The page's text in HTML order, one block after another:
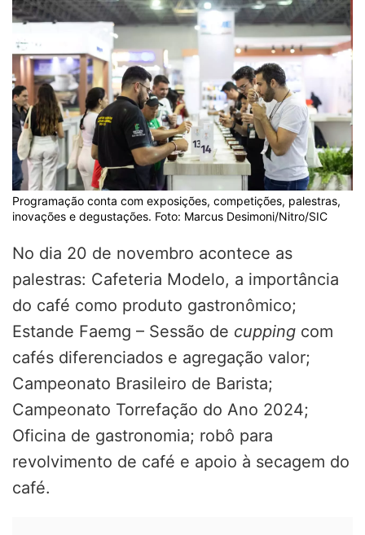
Programação conta com exposições, competições, palestras,
inovações e degustações. Foto: Marcus Desimoni/Nitro/SIC
No dia 20 de novembro acontece as
palestras: Cafeteria Modelo, a importância
do café como produto gastronômico;
Estande Faemg – Sessão de cupping com
cafés diferenciados e agregação valor;
Campeonato Brasileiro de Barista;
Campeonato Torrefação do Ano 2024;
Oficina de gastronomia; robô para
revolvimento de café e apoio à secagem do
café.